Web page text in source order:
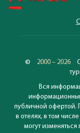
© 2000 – 2026
Вся
публичной офертой.
в отелях, в том
могут